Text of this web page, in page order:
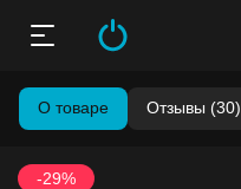
О товаре Отзывы (30)
-29%